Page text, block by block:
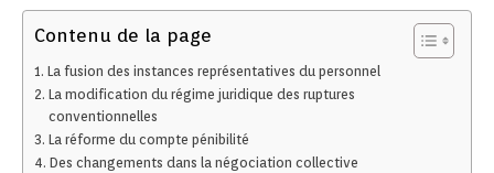
Contenu de la page
La fusion des instances représentatives du personnel
La modification du régime juridique des ruptures
conventionnelles
La réforme du compte pénibilité
Des changements dans la négociation collective